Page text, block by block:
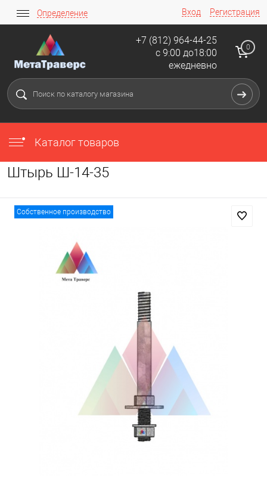
Вход Регистрация
Определение
+7 (812) 964-44-25
с 9:00 до18:00
ежедневно
0
Каталог товаров
Штырь Ш-14-35
Собственное производство